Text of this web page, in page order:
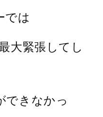
では
大緊張してし
できなかっ